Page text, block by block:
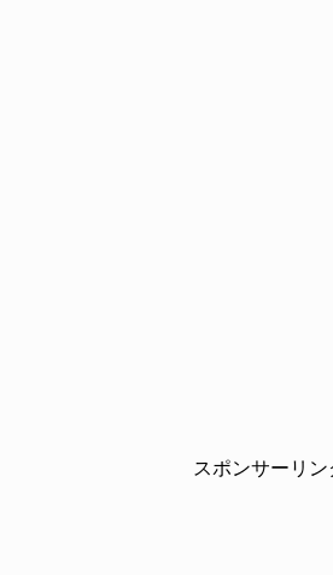
スポンサーリン